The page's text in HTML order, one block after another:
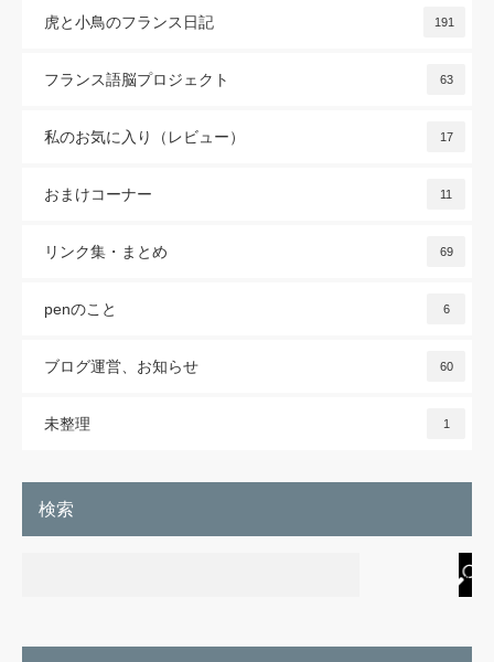
虎と小鳥のフランス日記 191
フランス語脳プロジェクト 63
私のお気に入り（レビュー） 17
おまけコーナー 11
リンク集・まとめ 69
penのこと 6
ブログ運営、お知らせ 60
未整理 1
検索